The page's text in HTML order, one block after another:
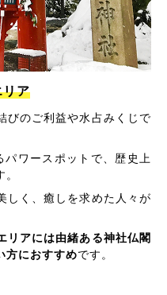
リア
びのご利益や水占みくじで
ワースポットで、歴史上
しく、癒しを求めた人々が
リアには由緒ある神社仏閣
方におすすめです。